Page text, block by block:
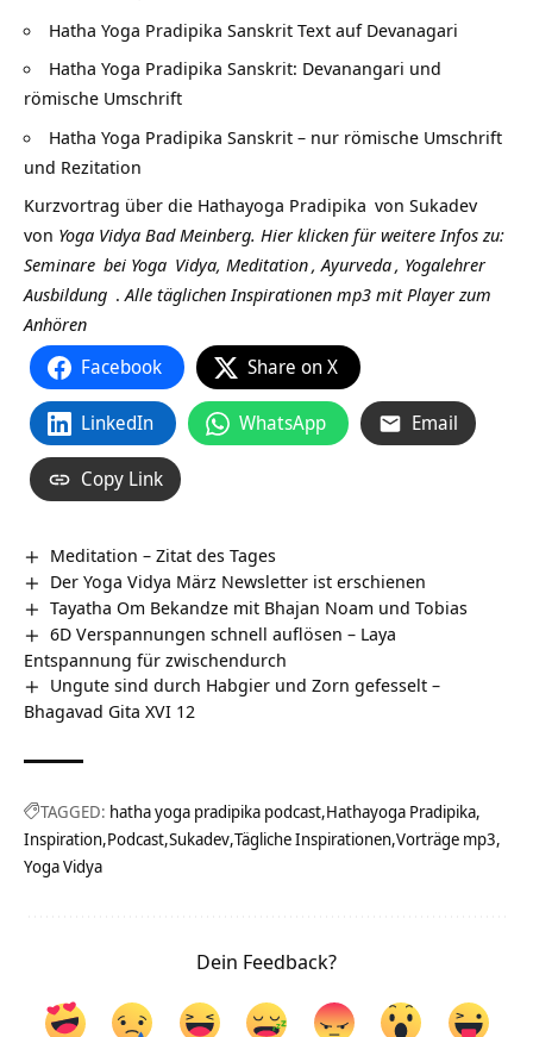
Hatha Yoga Pradipika Sanskrit Text auf Devanagari
Hatha Yoga Pradipika Sanskrit: Devanangari und
römische Umschrift
Hatha Yoga Pradipika Sanskrit – nur römische Umschrift
und Rezitation
Kurzvortrag über die Hathayoga Pradipika von Sukadev
von Yoga Vidya Bad Meinberg. Hier klicken für weitere Infos zu:
Seminare bei Yoga Vidya, Meditation,Ayurveda, Yogalehrer
Ausbildung .Alle täglichen Inspirationen mp3 mit Player zum
Anhören
Facebook Share on X
LinkedIn WhatsApp Email
Copy Link
Meditation – Zitat des Tages
Der Yoga Vidya März Newsletter ist erschienen
Tayatha Om Bekandze mit Bhajan Noam und Tobias
6D Verspannungen schnell auflösen – Laya
Entspannung für zwischendurch
Ungute sind durch Habgier und Zorn gefesselt –
Bhagavad Gita XVI 12
TAGGED: hatha yoga pradipika podcast Hathayoga Pradipika
Inspiration Podcast Sukadev Tägliche Inspirationen Vorträge mp3
Yoga Vidya
Dein Feedback?